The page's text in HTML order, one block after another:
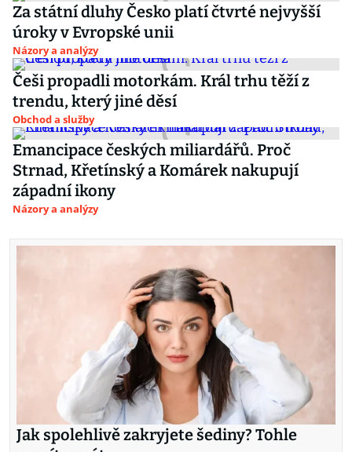
Za státní dluhy Česko platí čtvrté nejvyšší
úroky v Evropské unii
Názory a analýzy
Češi propadli motorkám. Král trhu těží z
trendu, který jiné děsí
Obchod a služby
Emancipace českých miliardářů. Proč
Strnad, Křetínský a Komárek nakupují
západní ikony
Názory a analýzy
Jak spolehlivě zakryjete šediny? Tohle